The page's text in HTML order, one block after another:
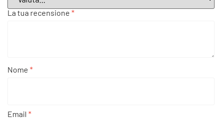
La tua recensione *
Nome *
Email *